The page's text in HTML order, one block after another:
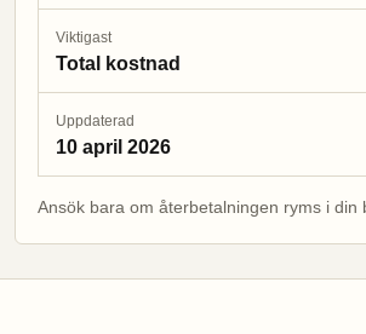
Viktigast
Total kostnad
Uppdaterad
10 april 2026
Ansök bara om återbetalningen ryms i din